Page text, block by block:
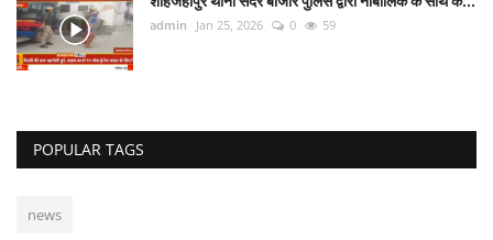
admin Jan 25, 2026 0 59
POPULAR TAGS
news